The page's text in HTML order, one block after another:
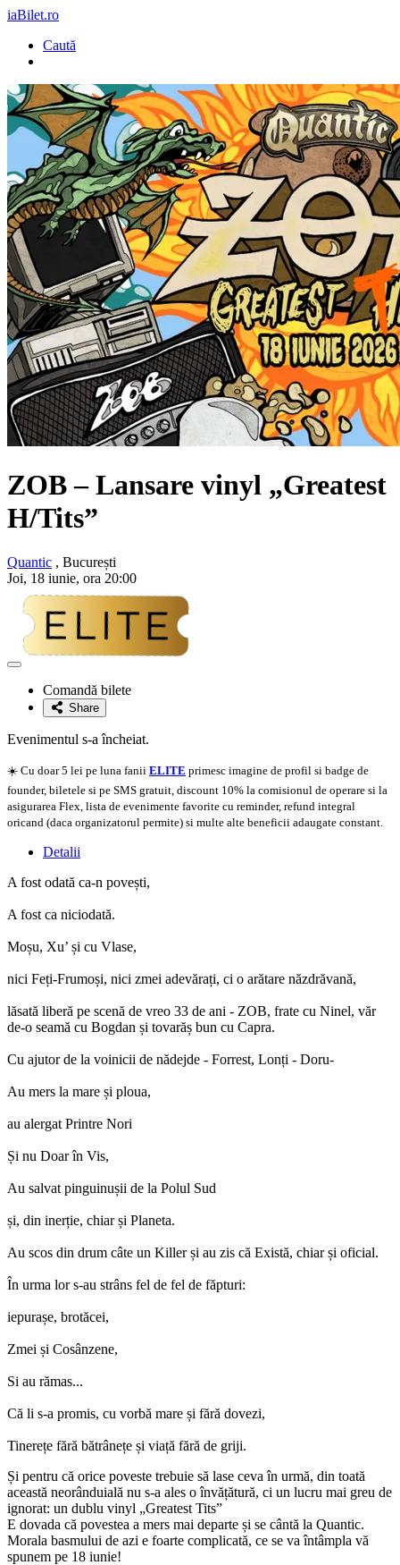
iaBilet.ro
Caută
ZOB – Lansare vinyl „Greatest
H/Tits”
Quantic , București
Joi, 18 iunie, ora 20:00
Adaugă
favoriteComandă bilete
Share
Evenimentul s-a încheiat.
☀️ Cu doar 5 lei pe luna fanii ELITE primesc imagine de profil si badge de
founder, biletele si pe SMS gratuit, discount 10% la comisionul de operare si la
asigurarea Flex, lista de evenimente favorite cu reminder, refund integral
oricand (daca organizatorul permite) si multe alte beneficii adaugate constant.
Detalii
A fost odată ca-n povești,
A fost ca niciodată.
Moșu, Xu’ și cu Vlase,
nici Feți-Frumoși, nici zmei adevărați, ci o arătare năzdrăvană,
lăsată liberă pe scenă de vreo 33 de ani - ZOB, frate cu Ninel, văr
de-o seamă cu Bogdan și tovarăș bun cu Capra.
Cu ajutor de la voinicii de nădejde - Forrest, Lonți - Doru-
Au mers la mare și ploua,
au alergat Printre Nori
Și nu Doar în Vis,
Au salvat pinguinușii de la Polul Sud
și, din inerție, chiar și Planeta.
Au scos din drum câte un Killer și au zis că Există, chiar și oficial.
În urma lor s-au strâns fel de fel de făpturi:
iepurașe, brotăcei,
Zmei și Cosânzene,
Si au rămas...
Că li s-a promis, cu vorbă mare și fără dovezi,
Tinerețe fără bătrânețe și viață fără de griji.
Și pentru că orice poveste trebuie să lase ceva în urmă, din toată
această neorânduială nu s-a ales o învățătură, ci un lucru mai greu de
ignorat: un dublu vinyl „Greatest Tits”
E dovada că povestea a mers mai departe și se cântă la Quantic.
Morala basmului de azi e foarte complicată, ce se va întâmpla vă
spunem pe 18 iunie!